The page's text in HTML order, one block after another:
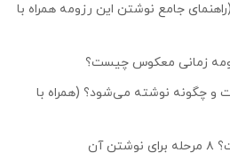
جامع نوشتن این رزومه همراه با
زمانی معکوس چیست؟
و چگونه نوشته می‌شود؟ (همراه با
آن